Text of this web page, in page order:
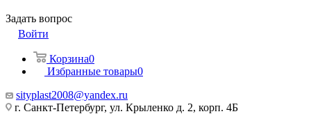
Задать вопрос
Войти
Корзина0
Избранные товары0
sityplast2008@yandex.ru
г. Санкт-Петербург, ул. Крыленко д. 2, корп. 4Б